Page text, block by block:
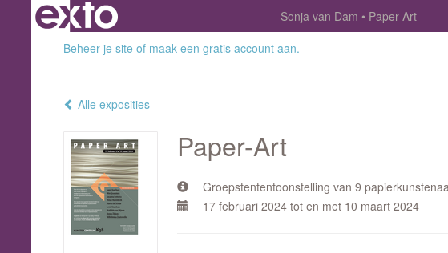
Sonja van Dam
Paper-Art
Beheer je site of maak een gratis account aan.
Alle exposities
Paper-Art
Groepstententoonstelling van 9
17 februari 2024 tot en met 10 maart 2024